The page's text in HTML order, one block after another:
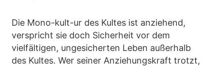
Die Mono-kult-ur des Kultes ist anziehend,
verspricht sie doch Sicherheit vor dem
vielfältigen, ungesicherten Leben außerhalb
des Kultes. Wer seiner Anziehungskraft trotzt,